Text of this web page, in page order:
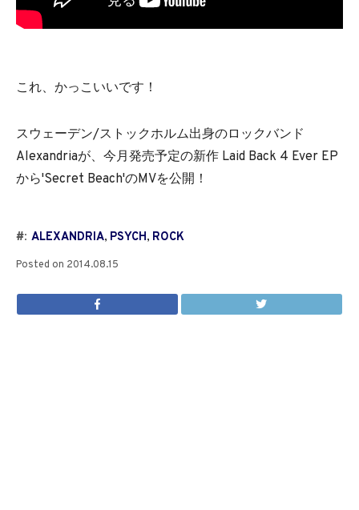
これ、かっこいいです！
スウェーデン/ストックホルム出身のロックバンド
Alexandriaが、今月発売予定の新作 Laid Back 4 Ever EP
から'Secret Beach'のMVを公開！
#: ALEXANDRIA, PSYCH, ROCK
Posted on 2014.08.15